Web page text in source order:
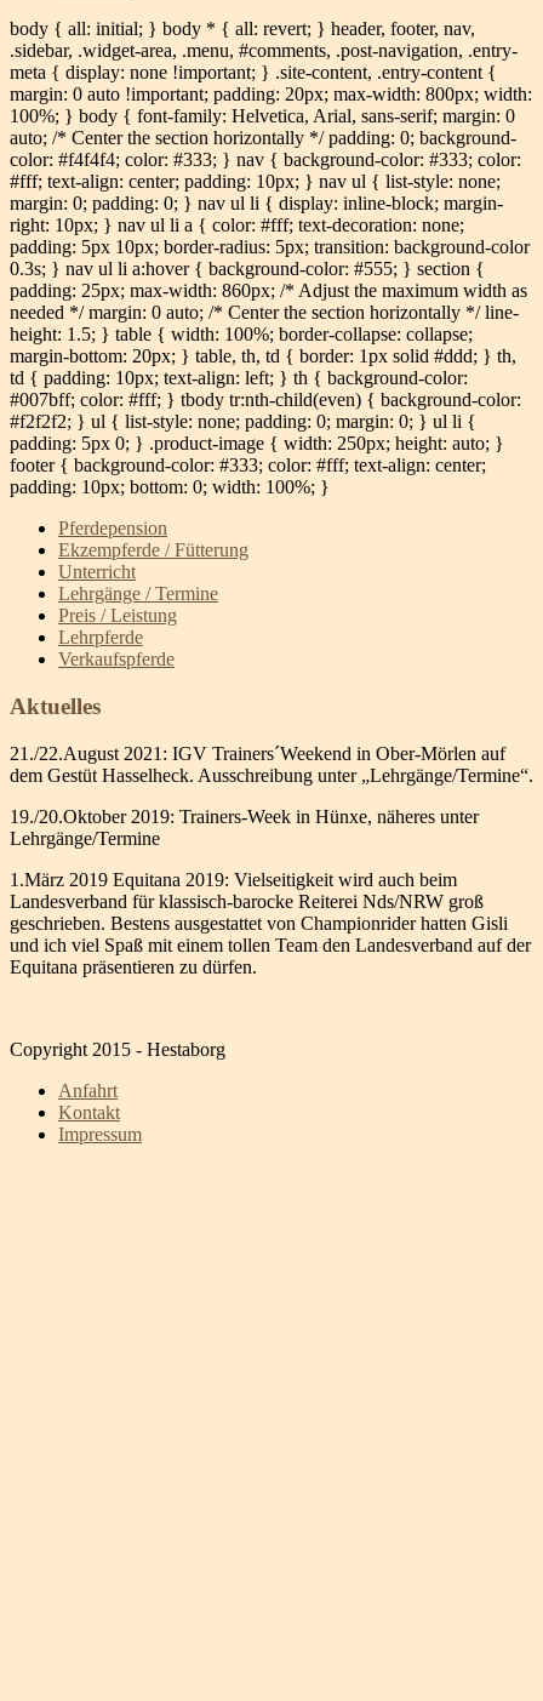
body { all: initial; } body * { all: revert; } header, footer, nav,
.sidebar, .widget-area, .menu, #comments, .post-navigation, .entry-
meta { display: none !important; } .site-content, .entry-content {
margin: 0 auto !important; padding: 20px; max-width: 800px; width:
100%; } body { font-family: Helvetica, Arial, sans-serif; margin: 0
auto; /* Center the section horizontally */ padding: 0; background-
color: #f4f4f4; color: #333; } nav { background-color: #333; color:
#fff; text-align: center; padding: 10px; } nav ul { list-style: none;
margin: 0; padding: 0; } nav ul li { display: inline-block; margin-
right: 10px; } nav ul li a { color: #fff; text-decoration: none;
padding: 5px 10px; border-radius: 5px; transition: background-color
0.3s; } nav ul li a:hover { background-color: #555; } section {
padding: 25px; max-width: 860px; /* Adjust the maximum width as
needed */ margin: 0 auto; /* Center the section horizontally */ line-
height: 1.5; } table { width: 100%; border-collapse: collapse;
margin-bottom: 20px; } table, th, td { border: 1px solid #ddd; } th,
td { padding: 10px; text-align: left; } th { background-color:
#007bff; color: #fff; } tbody tr:nth-child(even) { background-color:
#f2f2f2; } ul { list-style: none; padding: 0; margin: 0; } ul li {
padding: 5px 0; } .product-image { width: 250px; height: auto; }
footer { background-color: #333; color: #fff; text-align: center;
padding: 10px; bottom: 0; width: 100%; }
Pferdepension
Ekzempferde / Fütterung
Unterricht
Lehrgänge / Termine
Preis / Leistung
Lehrpferde
Verkaufspferde
Aktuelles
21./22.August 2021: IGV Trainers´Weekend in Ober-Mörlen auf
dem Gestüt Hasselheck. Ausschreibung unter „Lehrgänge/Termine“.
19./20.Oktober 2019: Trainers-Week in Hünxe, näheres unter
Lehrgänge/Termine
1.März 2019 Equitana 2019: Vielseitigkeit wird auch beim
Landesverband für klassisch-barocke Reiterei Nds/NRW groß
geschrieben. Bestens ausgestattet von Championrider hatten Gisli
und ich viel Spaß mit einem tollen Team den Landesverband auf der
Equitana präsentieren zu dürfen.
Copyright 2015 - Hestaborg
Anfahrt
Kontakt
Impressum